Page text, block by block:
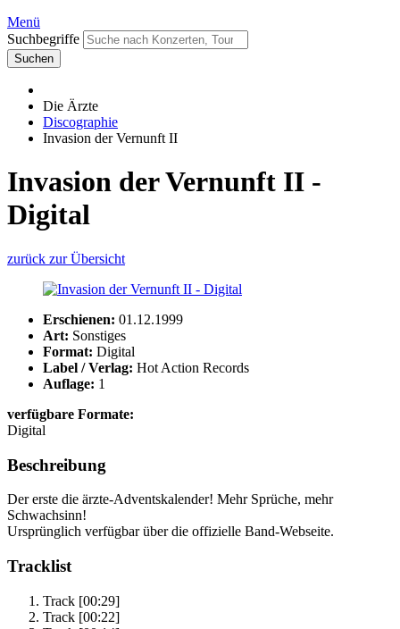
Menü
Suchbegriffe
Suchen
Die Ärzte
Discographie
Invasion der Vernunft II
Invasion der Vernunft II -
Digital
zurück zur Übersicht
Erschienen: 01.12.1999
Art: Sonstiges
Format: Digital
Label / Verlag: Hot Action Records
Auflage: 1
verfügbare Formate:
Digital
Beschreibung
Der erste die ärzte-Adventskalender! Mehr Sprüche, mehr
Schwachsinn!
Ursprünglich verfügbar über die offizielle Band-Webseite.
Tracklist
Track [00:29]
Track [00:22]